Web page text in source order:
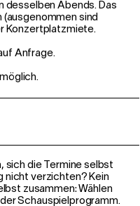
desselben Abends. Das
sind
Konzertplatzmiete.
Anfrage.
sich die Termine selbst
nicht verzichten? Kein
zusammen: Wählen
Schauspielprogramm.